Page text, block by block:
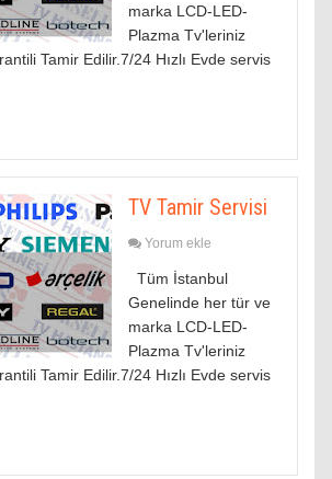
marka LCD-LED-
Plazma Tv'leriniz
Tamir Edilir.7/24 Hızlı Evde servis
TV Tamir Servisi
Yorum ekle
Tüm İstanbul
Genelinde her tür ve
marka LCD-LED-
Plazma Tv'leriniz
Tamir Edilir.7/24 Hızlı Evde servis